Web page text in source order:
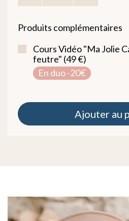
Produits complémentaires
Cours Vidéo "Ma Jolie
feutre" (49 €)
En duo -20€
Ajouter au